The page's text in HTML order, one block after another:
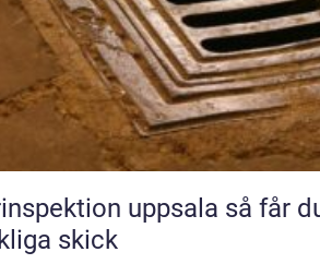
uppsala så får du koll på rörens
skick